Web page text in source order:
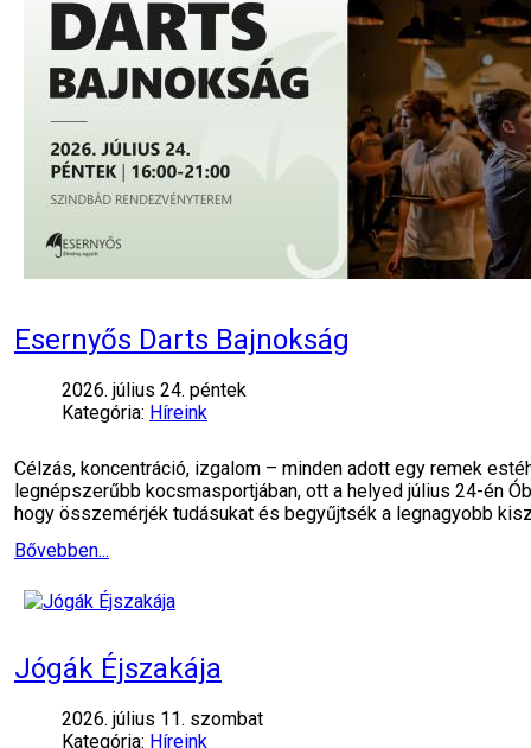
Esernyős Darts Bajnokság
2026. július 24. péntek
Kategória: Híreink
Célzás, koncentráció, izgalom – minden adott egy remek
legnépszerűbb kocsmasportjában, ott a helyed július 24-én
hogy összemérjék tudásukat és begyűjtsék a legnagyobb
Bővebben...
Jógák Éjszakája
2026. július 11. szombat
Kategória: Híreink